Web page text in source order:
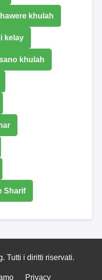
khulah
kelay
khulah
Sharif
Tutti i diritti riservati.
Privacy